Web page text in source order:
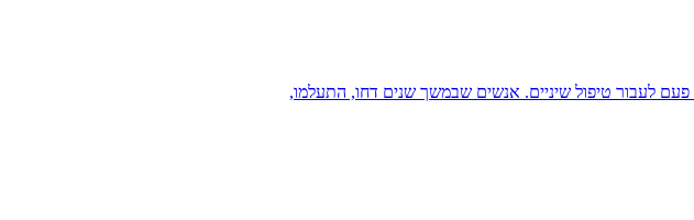
לעבור טיפול שיניים. אנשים שבמשך שנים דחו, התעלמו,